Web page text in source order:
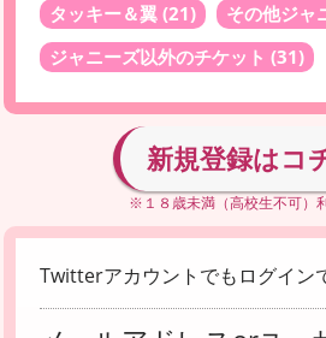
タッキー＆翼 (21) その他ジャ
ジャニーズ以外のチケット (31)
新規登録はコ
※１８歳未満（高校生不可）
Twitterアカウントでもログイン